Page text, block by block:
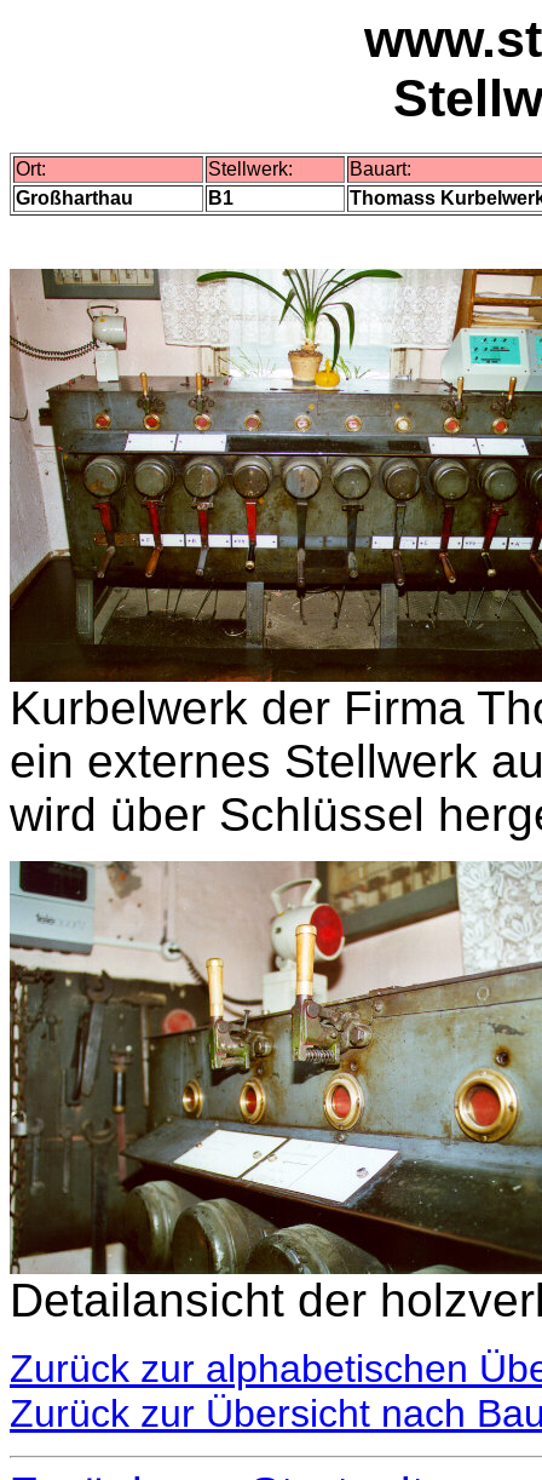
Ort: Stellwerk:
Bauart:
Großharthau
B1 Thomass
Kurbelwerk der Firma
ein externes Stellwerk
wird über Schlüssel
Detailansicht der
Zurück zur alphabetischen
Zurück zur Übersicht nach